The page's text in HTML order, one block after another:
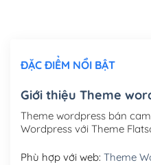
Mua thêm Host + Tên miền
Tên miền quốc tế
Tên miền Việt Nam
ĐẶC ĐIỂM NỔI BẬT
Giới thiệu Theme
Theme wordpress bán
Wordpress với Theme
Phù hợp với web: Theme